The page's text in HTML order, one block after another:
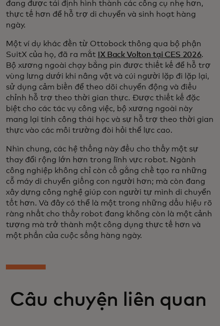
đang được tái định hình thành các công cụ nhẹ hơn,
thực tế hơn để hỗ trợ di chuyển và sinh hoạt hàng
ngày.
Một ví dụ khác đến từ Ottobock thông qua bộ phận
SuitX của họ, đã ra mắt
IX Back Volton tại CES 2026.
Bộ xương ngoài chạy bằng pin được thiết kế để hỗ trợ
vùng lưng dưới khi nâng vật và cúi người lặp đi lặp lại,
sử dụng cảm biến để theo dõi chuyển động và điều
chỉnh hỗ trợ theo thời gian thực. Được thiết kế đặc
biệt cho các tác vụ công việc, bộ xương ngoài này
mang lại tính công thái học và sự hỗ trợ theo thời gian
thực vào các môi trường đòi hỏi thể lực cao.
Nhìn chung, các hệ thống này đều cho thấy một sự
thay đổi rộng lớn hơn trong lĩnh vực robot. Ngành
công nghiệp không chỉ còn cố gắng chế tạo ra những
cỗ máy di chuyển giống con người hơn; mà còn đang
xây dựng công nghệ giúp con người tự mình di chuyển
tốt hơn. Và đây có thể là một trong những dấu hiệu rõ
ràng nhất cho thấy robot đang không còn là một cảnh
tượng mà trở thành một công dụng thực tế hơn và
một phần của cuộc sống hàng ngày.
Câu chuyện liên quan